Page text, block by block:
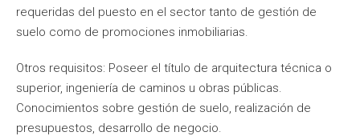
requeridas del puesto en el sector tanto de gestión de
suelo como de promociones inmobiliarias.
Otros requisitos: Poseer el título de arquitectura técnica o
superior, ingeniería de caminos u obras públicas.
Conocimientos sobre gestión de suelo, realización de
presupuestos, desarrollo de negocio.